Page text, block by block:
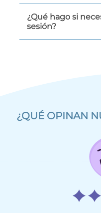
¿Qué hago si
sesión?
¿QUÉ OPINAN